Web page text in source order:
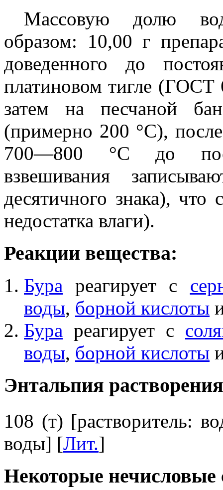
Массовую долю
образом: 10,00 г
доведенного до
платиновом тигле (ГОСТ
затем на песчаной
(примерно 200 °С),
700—800 °С до
взвешивания
десятичного знака), что
недостатка влаги).
Реакции вещества:
Бура реагирует с
воды, борной кислоты
Бура реагирует с
воды, борной кислоты
Энтальпия
108 (т) [растворитель:
воды] [Лит.]
Некоторые нечисловые